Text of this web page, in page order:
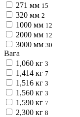
271 мм 15
320 мм 2
1000 мм 12
2000 мм 12
3000 мм 30
Вага
1,060 кг 3
1,414 кг 7
1,516 кг 3
1,560 кг 3
1,590 кг 7
2,300 кг 8